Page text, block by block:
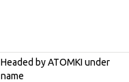
Headed by ATOMKI under
name